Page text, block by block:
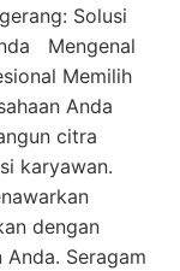
Solusi
Mengenal
Memilih
Anda
citra
karyawan.
dengan
Seragam